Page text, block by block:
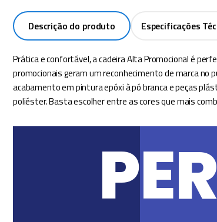
Descrição do produto Especificações
Prática e confortável, a cadeira Alta Promocional é
promocionais geram um reconhecimento de marca
acabamento em pintura epóxi à pó branca e peças
poliéster. Basta escolher entre as cores que mais